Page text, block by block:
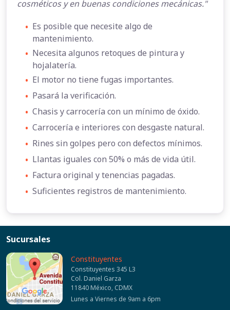
cosméticos y en buenas condiciones mecánicas."
• Es posible que necesite algo de
mantenimiento.
• Necesita algunos retoques de pintura y
hojalatería.
• El motor no tiene fugas importantes.
• Pasará la verificación.
• Chasis y carrocería con un mínimo de óxido.
• Carrocería e interiores con desgaste natural.
• Rines sin golpes pero con defectos mínimos.
• Llantas iguales con 50% o más de vida útil.
• Factura original y tenencias pagadas.
• Suficientes registros de mantenimiento.
Sucursales
Constituyentes
Constituyentes 345 L3
Col. Daniel Garza
11840 México, CDMX
Lunes a Viernes de 9am a 6pm